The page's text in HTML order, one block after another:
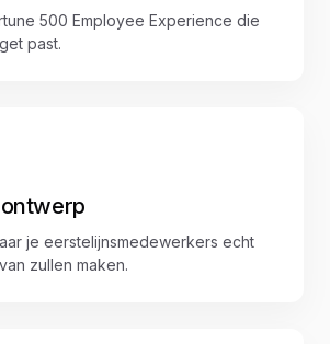
500 Employee Experience die
past.
je eerstelijnsmedewerkers echt
zullen maken.